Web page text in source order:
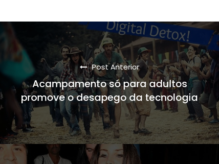
Post Anterior
Acampamento só para adultos
promove o desapego da tecnologia